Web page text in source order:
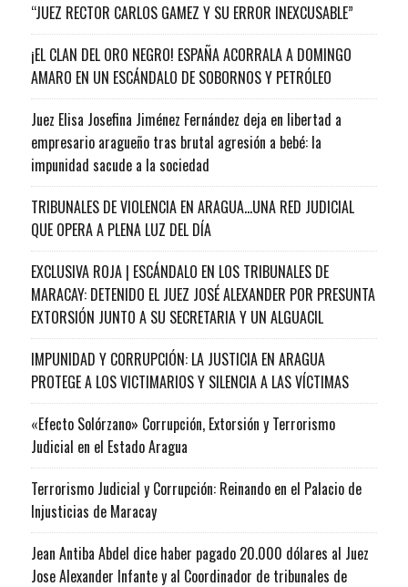
“JUEZ RECTOR CARLOS GAMEZ Y SU ERROR INEXCUSABLE”
¡EL CLAN DEL ORO NEGRO! ESPAÑA ACORRALA A DOMINGO
AMARO EN UN ESCÁNDALO DE SOBORNOS Y PETRÓLEO
Juez Elisa Josefina Jiménez Fernández deja en libertad a
empresario aragueño tras brutal agresión a bebé: la
impunidad sacude a la sociedad
TRIBUNALES DE VIOLENCIA EN ARAGUA…UNA RED JUDICIAL
QUE OPERA A PLENA LUZ DEL DÍA
EXCLUSIVA ROJA | ESCÁNDALO EN LOS TRIBUNALES DE
MARACAY: DETENIDO EL JUEZ JOSÉ ALEXANDER POR PRESUNTA
EXTORSIÓN JUNTO A SU SECRETARIA Y UN ALGUACIL
IMPUNIDAD Y CORRUPCIÓN: LA JUSTICIA EN ARAGUA
PROTEGE A LOS VICTIMARIOS Y SILENCIA A LAS VÍCTIMAS
«Efecto Solórzano» Corrupción, Extorsión y Terrorismo
Judicial en el Estado Aragua
Terrorismo Judicial y Corrupción: Reinando en el Palacio de
Injusticias de Maracay
Jean Antiba Abdel dice haber pagado 20.000 dólares al Juez
Jose Alexander Infante y al Coordinador de tribunales de